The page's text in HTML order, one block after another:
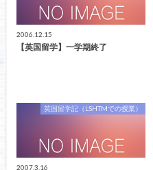
2006.12.15
【英国留学】一学期終了
英国留学記（LSHTMでの授業）
2007.3.16